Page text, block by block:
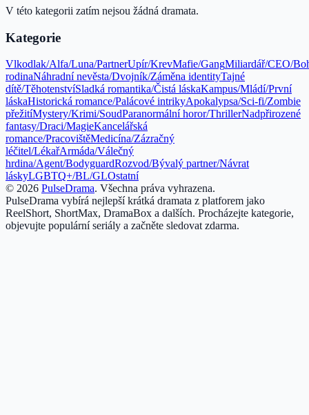
V této kategorii zatím nejsou žádná dramata.
Kategorie
Vlkodlak/Alfa/Luna/PartnerUpír/KrevMafie/GangMiliardář/CEO/
rodinaNáhradní nevěsta/Dvojník/Záměna identityTajné
dítě/TěhotenstvíSladká romantika/Čistá láskaKampus/Mládí/První
láskaHistorická romance/Palácové intrikyApokalypsa/Sci-fi/Zombie
přežitíMystery/Krimi/SoudParanormální horor/ThrillerNadpřirozené
fantasy/Draci/MagieKancelářská
romance/PracovištěMedicína/Zázračný
léčitel/LékařArmáda/Válečný
hrdina/Agent/BodyguardRozvod/Bývalý partner/Návrat
láskyLGBTQ+/BL/GLOstatní
© 2026 PulseDrama. Všechna práva vyhrazena.
PulseDrama vybírá nejlepší krátká dramata z platforem jako
ReelShort, ShortMax, DramaBox a dalších. Procházejte kategorie,
objevujte populární seriály a začněte sledovat zdarma.